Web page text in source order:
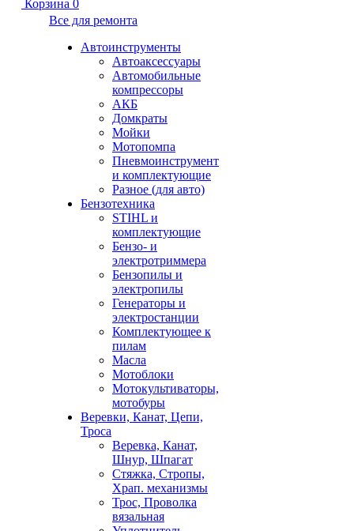
Корзина 0
Все для ремонта
Автоинструменты
Автоаксессуары
Автомобильные
компрессоры
АКБ
Домкраты
Мойки
Мотопомпа
Пневмоинструмент
и комплектующие
Разное (для авто)
Бензотехника
STIHL и
комплектующие
Бензо- и
электротриммера
Бензопилы и
электропилы
Генераторы и
электростанции
Комплектующее к
пилам
Масла
Мотоблоки
Мотокультиваторы,
мотобуры
Веревки, Канат, Цепи,
Троса
Веревка, Канат,
Шнур, Шпагат
Стяжка, Стропы,
Храп. механизмы
Трос, Проволка
вязальная